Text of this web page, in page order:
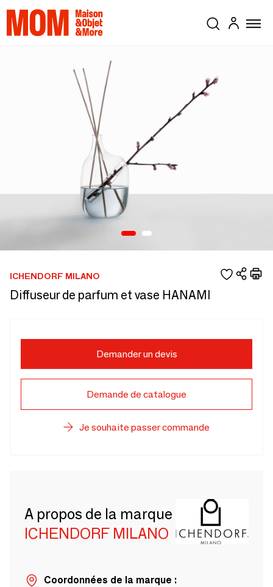
ICHENDORF MILANO
Diffuseur de parfum et vase HANAMI
Demander un devis
Demande de catalogue
Je souhaite passer commande
A propos de la marque
ICHENDORF MILANO
Coordonnées de la marque :